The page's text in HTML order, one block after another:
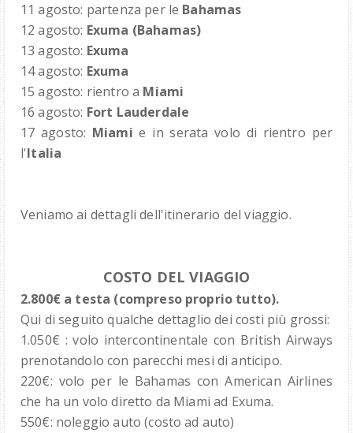
11 agosto: partenza per le Bahamas
12 agosto: Exuma (Bahamas)
13 agosto: Exuma
14 agosto: Exuma
15 agosto: rientro a Miami
16 agosto: Fort Lauderdale
17 agosto: Miami e in serata volo di rientro per
l'Italia
Veniamo ai dettagli dell'itinerario del viaggio.
COSTO DEL VIAGGIO
2.800€ a testa (compreso proprio tutto).
Qui di seguito qualche dettaglio dei costi più grossi:
1.050€ : volo intercontinentale con British Airways
prenotandolo con parecchi mesi di anticipo.
220€: volo per le Bahamas con American Airlines
che ha un volo diretto da Miami ad Exuma.
550€: noleggio auto (costo ad auto)